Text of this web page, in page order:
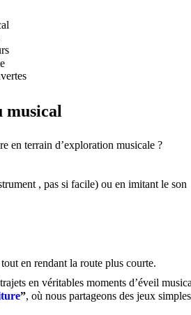
musical
en terrain d’exploration musicale ?
, pas si facile) ou en imitant le son
en rendant la route plus courte.
en véritables moments d’éveil
”, où nous partageons des jeux